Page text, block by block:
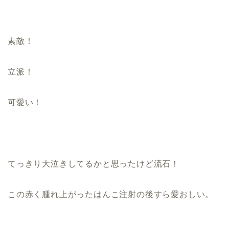
素敵！
立派！
可愛い！
てっきり大泣きしてるかと思ったけど流石！
この赤く腫れ上がったはんこ注射の後すら愛おしい。